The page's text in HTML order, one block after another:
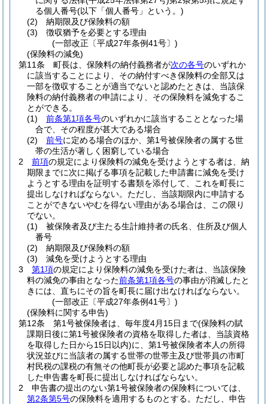
る個人番号(以下「個人番号」という。)
(2)
納期限及び保険料の額
(3)
徴収猶予を必要とする理由
(一部改正〔平成27年条例41号〕)
(保険料の減免)
第11条
町長は、保険料の納付義務者が次の各号のいずれか
に該当することにより、その納付すべき保険料の全部又は
一部を徴収することが適当でないと認めたときは、当該保
険料の納付義務者の申請により、その保険料を減免するこ
とができる。
(1)
前条第1項各号のいずれかに該当することとなった場
合で、その程度が甚大である場合
(2)
前号に定める場合のほか、第1号被保険者の属する世
帯の生活が著しく困窮している場合
2
前項の規定により保険料の減免を受けようとする者は、納
期限までに次に掲げる事項を記載した申請書に減免を受け
ようとする理由を証明する書類を添付して、これを町長に
提出しなければならない。 ただし、当該期限内に申請する
ことができないやむを得ない理由がある場合は、この限り
でない。
(1)
被保険者及び主たる生計維持者の氏名、住所及び個人
番号
(2)
納期限及び保険料の額
(3)
減免を受けようとする理由
3
第1項の規定により保険料の減免を受けた者は、当該保険
料の減免の事由となった前条第1項各号の事由が消滅したと
きには、直ちにその旨を町長に届け出なければならない。
(一部改正〔平成27年条例41号〕)
(保険料に関する申告)
第12条
第1号被保険者は、毎年度4月15日まで(保険料の賦
課期日後に第1号被保険者の資格を取得した者は、当該資格
を取得した日から15日以内)に、第1号被保険者本人の所得
状況並びに当該者の属する世帯の世帯主及び世帯員の市町
村民税の課税の有無その他町長が必要と認めた事項を記載
した申告書を町長に提出しなければならない。
2
申告書の提出のない第1号被保険者の保険料については、
第2条第5号の保険料を適用するものとする。 ただし、申告